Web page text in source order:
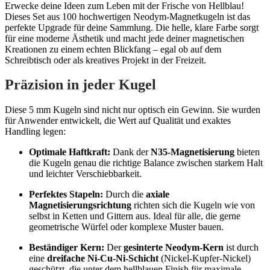
Erwecke deine Ideen zum Leben mit der Frische von Hellblau!
Dieses Set aus 100 hochwertigen Neodym-Magnetkugeln ist das
perfekte Upgrade für deine Sammlung. Die helle, klare Farbe sorgt
für eine moderne Ästhetik und macht jede deiner magnetischen
Kreationen zu einem echten Blickfang – egal ob auf dem
Schreibtisch oder als kreatives Projekt in der Freizeit.
Präzision in jeder Kugel
Diese 5 mm Kugeln sind nicht nur optisch ein Gewinn. Sie wurden
für Anwender entwickelt, die Wert auf Qualität und exaktes
Handling legen:
Optimale Haftkraft: Dank derN35-Magnetisierung bieten
die Kugeln genau die richtige Balance zwischen starkem Halt
und leichter Verschiebbarkeit.
Perfektes Stapeln: Durch die axiale
Magnetisierungsrichtung richten sich die Kugeln wie von
selbst in Ketten und Gittern aus. Ideal für alle, die gerne
geometrische Würfel oder komplexe Muster bauen.
Beständiger Kern: Dergesinterte Neodym-Kern ist durch
eine dreifache Ni-Cu-Ni-Schicht (Nickel-Kupfer-Nickel)